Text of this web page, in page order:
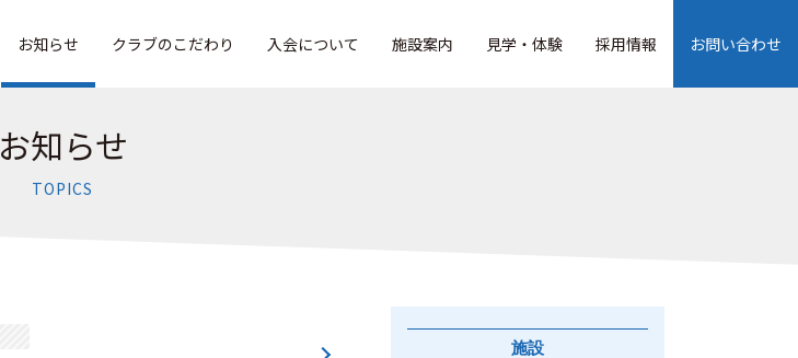
お知らせ クラブのこだわり 入会について 施設案内 見学・体験 採用情報 お問い合わせ
お知らせ
TOPICS
施設